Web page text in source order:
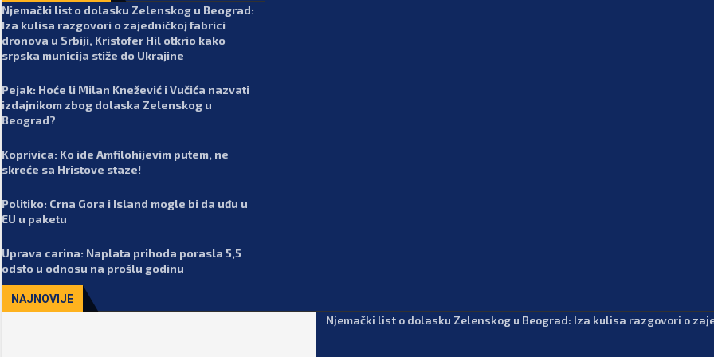
Njemački list o dolasku Zelenskog u Beograd:
Iza kulisa razgovori o zajedničkoj fabrici
dronova u Srbiji, Kristofer Hil otkrio kako
srpska municija stiže do Ukrajine
Pejak: Hoće li Milan Knežević i Vučića nazvati
izdajnikom zbog dolaska Zelenskog u
Beograd?
Koprivica: Ko ide Amfilohijevim putem, ne
skreće sa Hristove staze!
Politiko: Crna Gora i Island mogle bi da uđu u
EU u paketu
Uprava carina: Naplata prihoda porasla 5,5
odsto u odnosu na prošlu godinu
NAJNOVIJE
Njemački list o dolasku Zelenskog u Beograd: Iza kulisa razgovori o